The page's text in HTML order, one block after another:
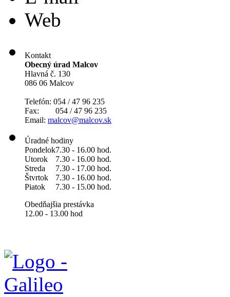
Web
Kontakt
Obecný úrad Malcov
Hlavná č. 130
086 06 Malcov
Telefón: 054 / 47 96 235
Fax: 054 / 47 96 235
Email: malcov@malcov.sk
Úradné hodiny
Pondelok7.30 - 16.00 hod.
Utorok
7.30 - 16.00 hod.
Streda
7.30 - 17.00 hod.
Štvrtok
7.30 - 16.00 hod.
Piatok
7.30 - 15.00 hod.
Obedňajšia prestávka
12.00 - 13.00 hod